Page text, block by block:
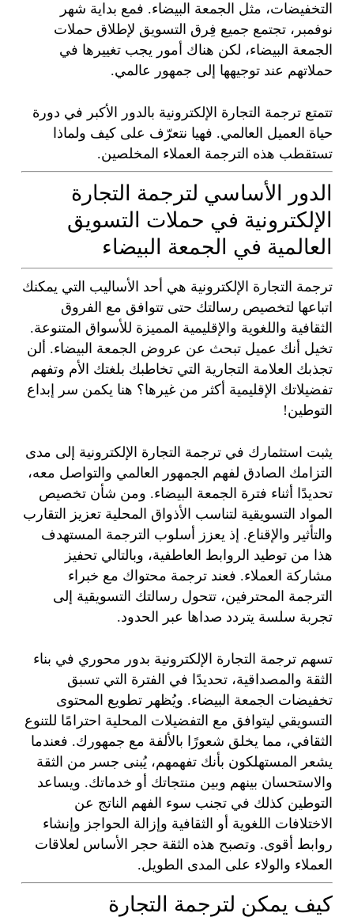
التخفيضات، مثل الجمعة البيضاء. فمع بداية شهر
نوفمبر، تجتمع جميع فِرق التسويق لإطلاق حملات
الجمعة البيضاء، لكن هناك أمور يجب تغييرها في
حملاتهم عند توجيهها إلى جمهور عالمي.
تتمتع ترجمة التجارة الإلكترونية بالدور الأكبر في دورة
حياة العميل العالمي. فهيا نتعرّف على كيف ولماذا
تستقطب هذه الترجمة العملاء المخلصين.
الدور الأساسي لترجمة التجارة
الإلكترونية في حملات التسويق
العالمية في الجمعة البيضاء
ترجمة التجارة الإلكترونية هي أحد الأساليب التي يمكنك
اتباعها لتخصيص رسالتك حتى تتوافق مع الفروق
الثقافية واللغوية والإقليمية المميزة للأسواق المتنوعة.
تخيل أنك عميل تبحث عن عروض الجمعة البيضاء. ألن
تجذبك العلامة التجارية التي تخاطبك بلغتك الأم وتفهم
تفضيلاتك الإقليمية أكثر من غيرها؟ هنا يكمن سر إبداع
التوطين!
يثبت استثمارك في ترجمة التجارة الإلكترونية إلى مدى
التزامك الصادق لفهم الجمهور العالمي والتواصل معه،
تحديدًا أثناء فترة الجمعة البيضاء. ومن شأن تخصيص
المواد التسويقية لتناسب الأذواق المحلية تعزيز التقارب
والتأثير والإقناع. إذ يعزز أسلوب الترجمة المستهدف
هذا من توطيد الروابط العاطفية، وبالتالي تحفيز
مشاركة العملاء. فعند ترجمة محتواك مع خبراء
الترجمة المحترفين، تتحول رسالتك التسويقية إلى
تجربة سلسة يتردد صداها عبر الحدود.
تسهم ترجمة التجارة الإلكترونية بدور محوري في بناء
الثقة والمصداقية، تحديدًا في الفترة التي تسبق
تخفيضات الجمعة البيضاء. ويُظهر تطويع المحتوى
التسويقي ليتوافق مع التفضيلات المحلية احترامًا للتنوع
الثقافي، مما يخلق شعورًا بالألفة مع جمهورك. فعندما
يشعر المستهلكون بأنك تفهمهم، يُبنى جسر من الثقة
والاستحسان بينهم وبين منتجاتك أو خدماتك. ويساعد
التوطين كذلك في تجنب سوء الفهم الناتج عن
الاختلافات اللغوية أو الثقافية وإزالة الحواجز وإنشاء
روابط أقوى. وتصبح هذه الثقة حجر الأساس لعلاقات
العملاء والولاء على المدى الطويل.
كيف يمكن لترجمة التجارة